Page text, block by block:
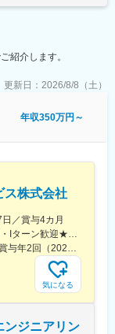
を評価いただける
円
直系のアフターサ
た福利厚生が整っ
主なお客様です。
にした商談になり
転職者も多く在籍
員と同行しながら業
立ちし、担当エリ
心して業務に取り
紹介します。
更新日： 2026/8/8（土）
年収350万円～
ス株式会社
／賞与4カ月
＼全国の拠点で募集中！／★直行直帰OK★U・Iターン歓迎★マイカー通勤OK（勤務地により異なる）■北海道／札幌市、釧路市、帯広市、函館市、旭川市、北見市■岩手県／紫波郡矢巾町■青森県／青森市■秋田県／秋田市■福島県／郡山市■宮城県／仙台市■群馬県／前橋市■新潟県／新潟市、長岡市■栃木県／宇都宮市■茨城県／水戸市、つくば市■埼玉県／さいたま市、川越市■東京都／江東区、北区、中野区、大田区、立川市■千葉県／千葉市■山梨県／甲府市■神奈川県／横浜市、平塚市■静岡県／静岡市、沼津市、浜松市■愛知県／名古屋市、岡崎市■岐阜県／岐阜市■長野県／松本市、長野市■福井県／福井市■和歌山県／和歌山市、田辺市■大阪府／八尾市、堺市、高槻市、大阪市■兵庫県／神戸市、尼崎市■京都府／京都市■滋賀県／大津市■香川県／高松市■徳島県／徳島市■愛媛県／松山市■高知県／高知市■広島県／広島市■岡山県／都窪郡■福岡県／福岡市、北九州市■大分県／大分市■熊本県／上益城郡■鹿児島県／鹿児島市■宮崎県／宮崎市※受動喫煙対策あり
月給19万4000円～30万5800円＋各種手当＋賞与年2回（2025年度実績）※スキル・経験・能力を考慮して決定します
気になる
ジニアリン